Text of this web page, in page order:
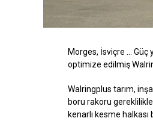
Morges, İsviçre …
optimize edilmiş
Walringplus tarım,
boru rakoru
kenarlı kesme